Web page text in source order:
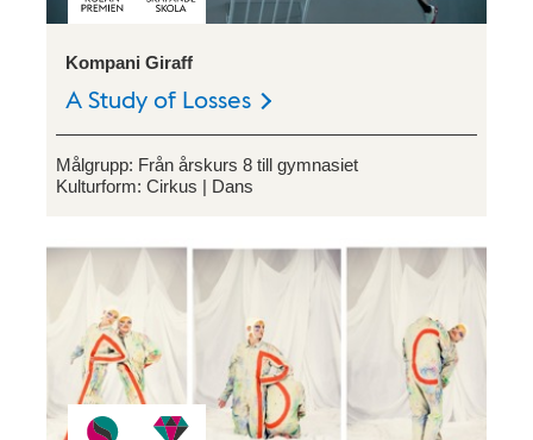
Kompani Giraff
A Study of Losses
Målgrupp: Från årskurs 8 till gymnasiet
Kulturform: Cirkus Dans